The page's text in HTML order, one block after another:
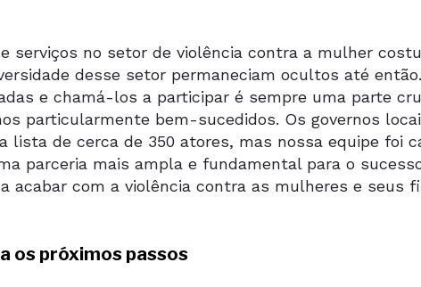
serviços no setor de violência contra a mulher
desse setor permaneciam ocultos até
e chamá-los a participar é sempre uma parte
particularmente bem-sucedidos. Os governos
lista de cerca de 350 atores, mas nossa equipe foi
parceria mais ampla e fundamental para o
acabar com a violência contra as mulheres e seus
os próximos passos